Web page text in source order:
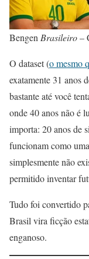
Bengen Brasileiro–
O dataset (o mesmo
exatamente 31 anos
bastante até você
onde 40 anos não é
importa: 20 anos de
funcionam como
simplesmente não
permitido inventar
Tudo foi convertido
Brasil vira ficção
enganoso.